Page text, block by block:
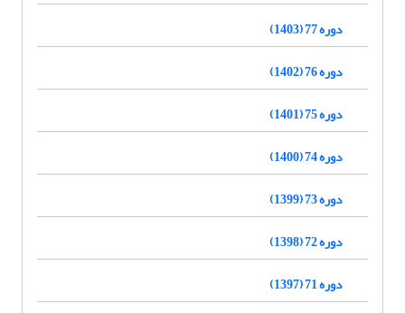
دوره 77 (1403)
دوره 76 (1402)
دوره 75 (1401)
دوره 74 (1400)
دوره 73 (1399)
دوره 72 (1398)
دوره 71 (1397)